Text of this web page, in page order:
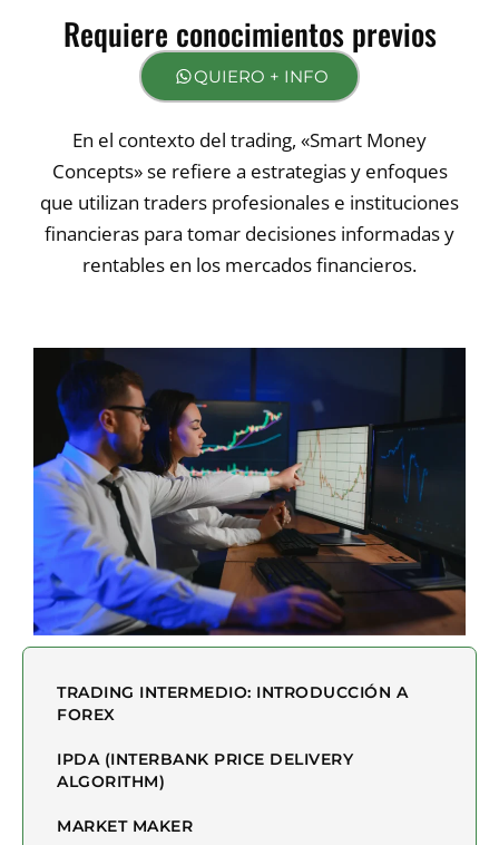
Requiere conocimientos previos
QUIERO + INFO
En el contexto del trading, «Smart Money
Concepts» se refiere a estrategias y enfoques
que utilizan traders profesionales e instituciones
financieras para tomar decisiones informadas y
rentables en los mercados financieros.
TRADING INTERMEDIO: INTRODUCCIÓN A
FOREX
IPDA (INTERBANK PRICE DELIVERY
ALGORITHM)
MARKET MAKER